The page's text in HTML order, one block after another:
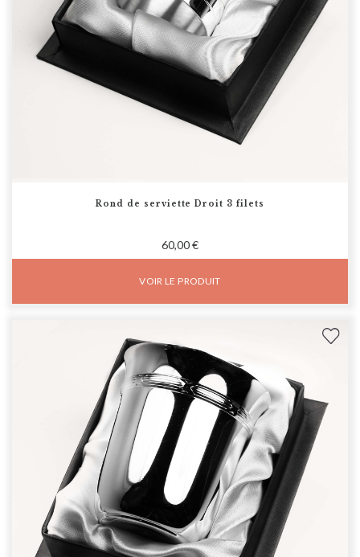
Rond de serviette Droit 3 filets
60,00 €
VOIR LE PRODUIT